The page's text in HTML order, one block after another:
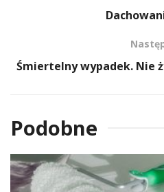
Śmiertelny wypadek. Nie
Podobne